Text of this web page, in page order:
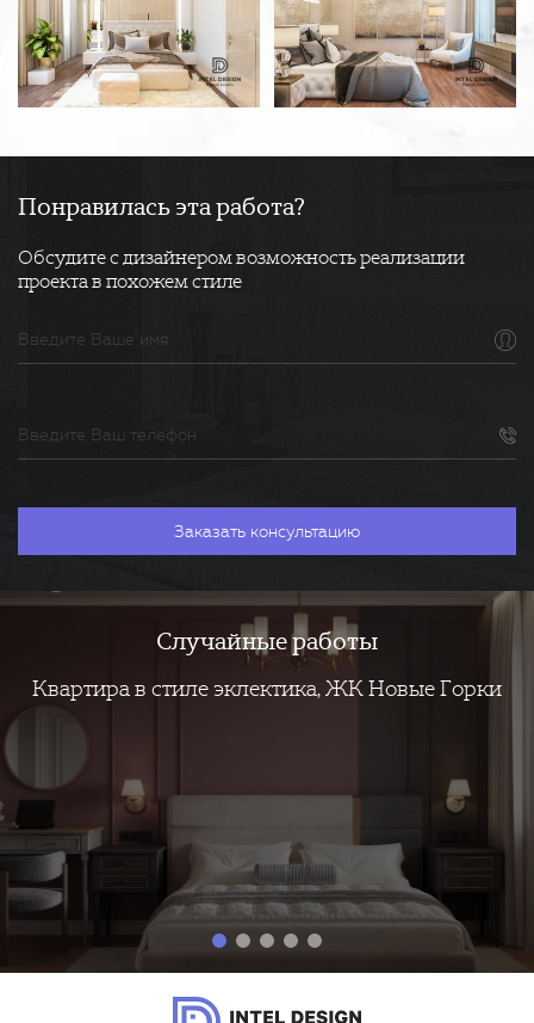
Понравилась эта работа?
Обсудите с дизайнером возможность реализации
проекта в похожем стиле
Квартира в стиле эклектика, ЖК Новые Горки
Случайные работы